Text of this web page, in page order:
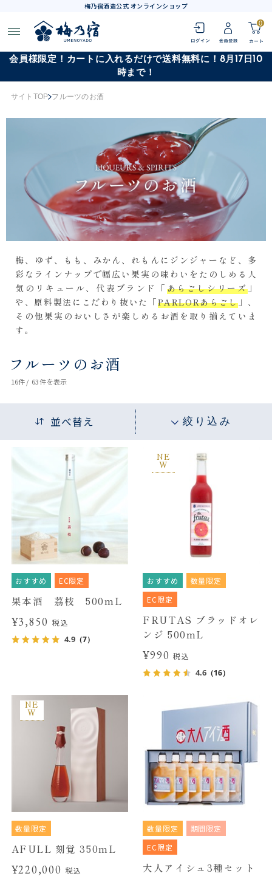
梅乃宿酒造公式 オンラインショップ
0
会員様限定！カートに入れるだけで送料無料に！8月17日10
時まで！
サイトTOP フルーツのお酒
梅、ゆず、もも、みかん、れもんにジンジャーなど、多
彩なラインナップで幅広い果実の味わいをたのしめる人
気のリキュール、代表ブランド「 あらごしシリーズ」
や、原料製法にこだわり抜いた「PARLORあらごし」、
その他果実のおいしさが楽しめるお酒を取り揃えていま
す。
フルーツのお酒
16件 / 63件を表示
並べ替え 絞り込み
おすすめ EC限定
果本酒 茘枝 500mL
¥3,850税込
4.9（7）
NE
W
おすすめ
数量限定
EC限定
FRUTAS ブラッドオレ
ンジ 500mL
¥990税込
4.6 （16）
NE
W
数量限定
AFULL 刻覚 350mL
¥220,000 税込
数量限定
期間限定
EC限定
大人アイシュ3種セット